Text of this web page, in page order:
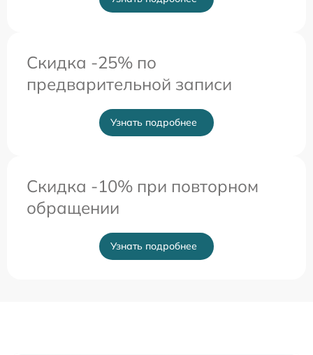
Скидка -25% по
предварительной записи
Узнать подробнее
Скидка -10% при повторном
обращении
Узнать подробнее